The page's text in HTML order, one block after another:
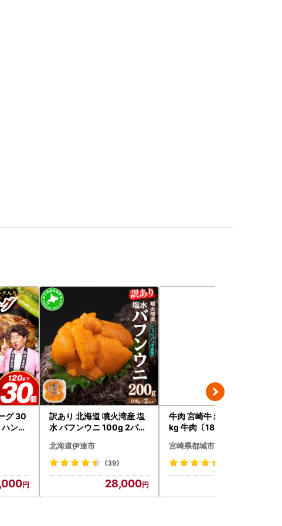
グ 30
ンバ
訳あり 北海道 噴火湾産 塩
水 バフンウニ 100g 2パッ
付き》うに ウニ 雲丹 海鮮
海の幸 魚介類 ウニ丼 お寿
取り寄せ 山村水産 送料無
北海道伊達市
(39)
28,000
牛肉 宮崎牛 赤身＆霜降り 1
kg 牛肉〔18E-N2-002-1
宮崎県都城市